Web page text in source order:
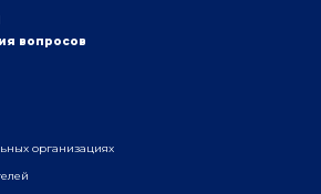
стр. 2, бизнес-центр «Виктория
вопросов
организациях